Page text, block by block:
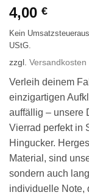
4,00 €
Kein
UStG.
zzgl. Versandkosten
Verleih deinem
einzigartigen
auffällig – unsere
Vierrad perfekt in
Hingucker.
Material, sind
sondern auch
individuelle Note,